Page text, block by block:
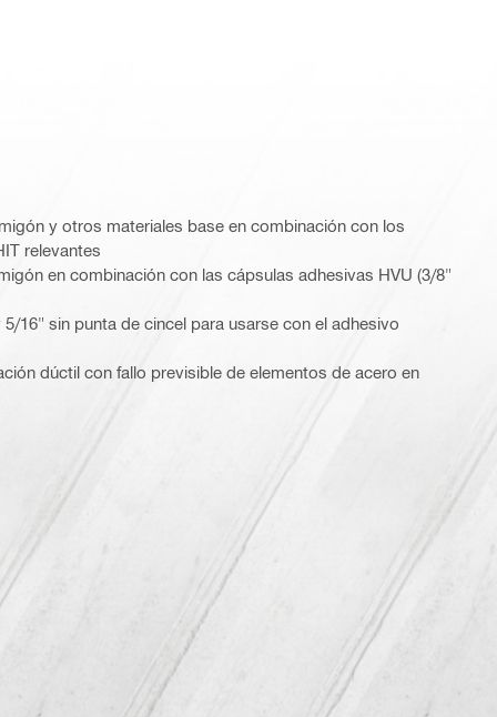
y otros materiales base en combinación con los
relevantes
en combinación con las cápsulas adhesivas HVU (3/8"
16" sin punta de cincel para usarse con el adhesivo
dúctil con fallo previsible de elementos de acero en